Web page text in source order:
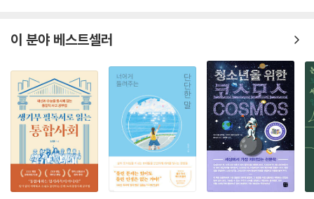
이 분야 베스트셀러